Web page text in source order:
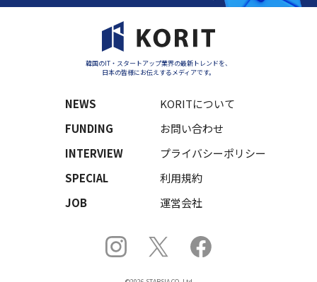
韓国のIT・スタートアップ業界の最新トレンドを、
日本の皆様にお伝えするメディアです。
NEWS
FUNDING
INTERVIEW
SPECIAL
JOB
KORITについて
お問い合わせ
プライバシーポリシー
利用規約
運営会社